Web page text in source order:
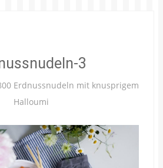
3
Erdnussnudeln mit knusprigem
Halloumi